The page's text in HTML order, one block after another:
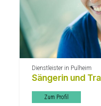
Dienstleister in Pulheim
Sängerin und
Zum Profil